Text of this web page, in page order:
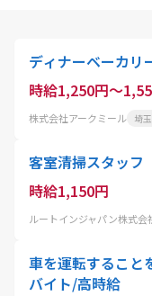
ディナーベーカリ
時給1,250円～
株式会社アークミール 埼
客室清掃スタッフ
時給1,150円
ルートインジャパン株式会
車を運転すること
バイト/高時給